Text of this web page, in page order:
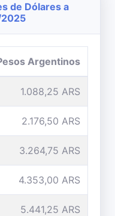
de Dólares a
Argentinos
1.088,25 ARS
2.176,50 ARS
3.264,75 ARS
4.353,00 ARS
5.441,25 ARS